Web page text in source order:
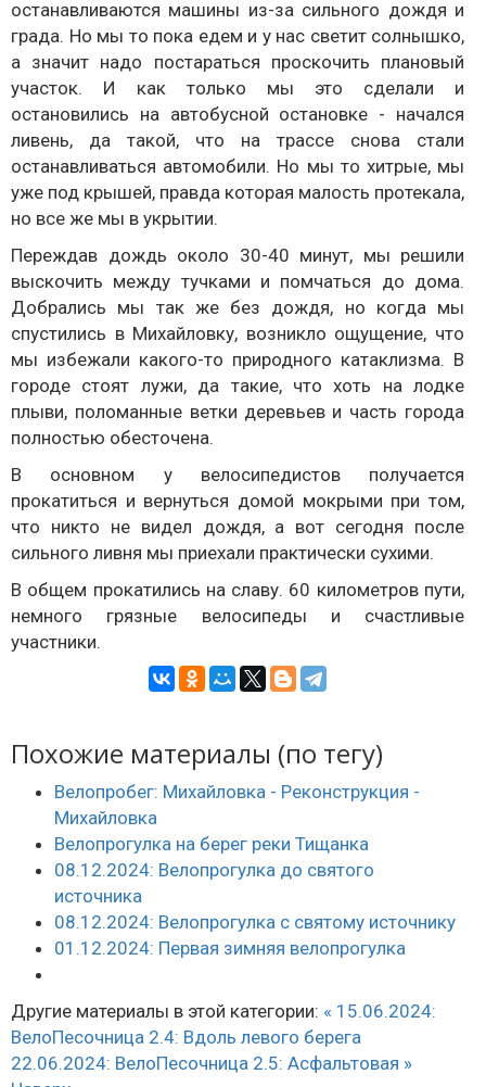
останавливаются машины из-за сильного дождя и
града. Но мы то пока едем и у нас светит солнышко,
а значит надо постараться проскочить плановый
участок. И как только мы это сделали и
остановились на автобусной остановке - начался
ливень, да такой, что на трассе снова стали
останавливаться автомобили. Но мы то хитрые, мы
уже под крышей, правда которая малость протекала,
но все же мы в укрытии.
Переждав дождь около 30-40 минут, мы решили
выскочить между тучками и помчаться до дома.
Добрались мы так же без дождя, но когда мы
спустились в Михайловку, возникло ощущение, что
мы избежали какого-то природного катаклизма. В
городе стоят лужи, да такие, что хоть на лодке
плыви, поломанные ветки деревьев и часть города
полностью обесточена.
В основном у велосипедистов получается
прокатиться и вернуться домой мокрыми при том,
что никто не видел дождя, а вот сегодня после
сильного ливня мы приехали практически сухими.
В общем прокатились на славу. 60 километров пути,
немного грязные велосипеды и счастливые
участники.
Похожие материалы (по тегу)
Велопробег: Михайловка - Реконструкция -
Михайловка
Велопрогулка на берег реки Тищанка
08.12.2024: Велопрогулка до святого
источника
08.12.2024: Велопрогулка с святому источнику
01.12.2024: Первая зимняя велопрогулка
Другие материалы в этой категории: « 15.06.2024:
ВелоПесочница 2.4: Вдоль левого берега
22.06.2024: ВелоПесочница 2.5: Асфальтовая »